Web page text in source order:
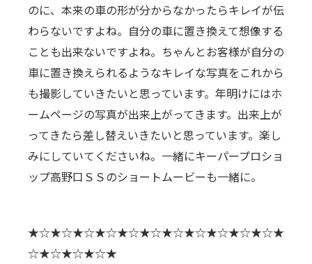
のに、本来の車の形が分からなかったらキレイが伝
わらないですよね。自分の車に置き換えて想像する
ことも出来ないですよね。ちゃんとお客様が自分の
車に置き換えられるようなキレイな写真をこれから
も撮影していきたいと思っています。年明けにはホ
ームページの写真が出来上がってきます。出来上が
ってきたら差し替えいきたいと思っています。楽し
みにしていてくださいね。一緒にキーパープロショ
ップ高野口ＳＳのショートムービーも一緒に。
★☆★☆★☆★☆★☆★☆★☆★☆★☆★☆★☆★
☆★☆★☆★☆★